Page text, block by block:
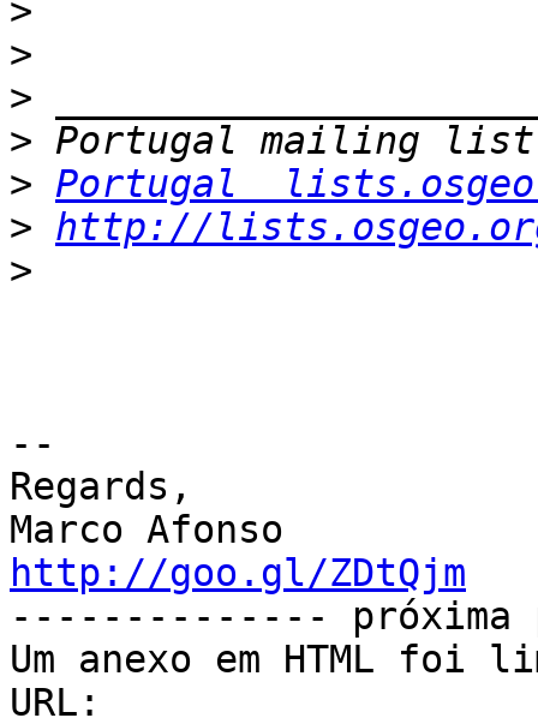
>
>
>
>
> Portugal
> http://
>
--
Regards,
http://goo.gl/ZDtQjm
--------------
Um anexo em HTML foi
URL: